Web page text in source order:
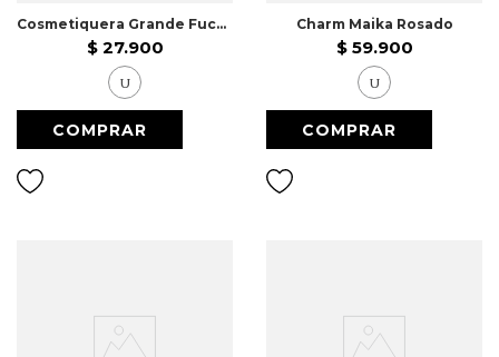
Cosmetiquera Grande Fucsia
$ 27.900
U
Charm Maika Rosado
$ 59.900
U